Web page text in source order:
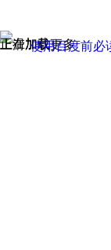
正在加载
上滑加载更多
使用百度前必